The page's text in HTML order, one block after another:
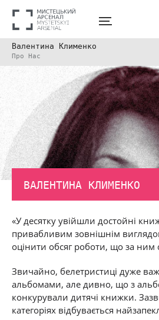
Валентина Клименко
Про Нас
ВАЛЕНТИНА КЛИМЕНКО
«У десятку увійшли достойні
привабливим зовнішнім
оцінити обсяг роботи, що за ним
Звичайно, белетристиці дуже
альбомами, але дивно, що з
конкурували дитячі книжки.
категоріях відбувається